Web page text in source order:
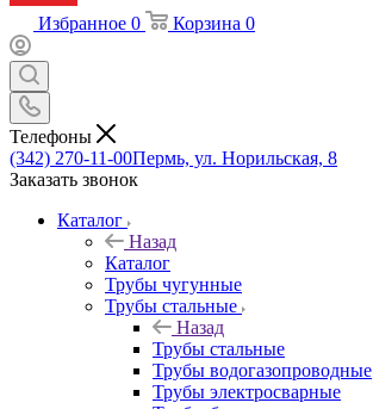
Избранное 0 Корзина 0
Телефоны
(342) 270-11-00Пермь, ул. Норильская, 8
Заказать звонок
Каталог
Назад
Каталог
Трубы чугунные
Трубы стальные
Назад
Трубы стальные
Трубы водогазопроводные
Трубы электросварные